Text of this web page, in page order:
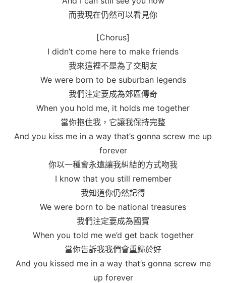
而我現在仍然可以看見你
[Chorus]
I didn’t come here to make friends
我來這裡不是為了交朋友
We were born to be suburban legends
我們注定要成為郊區傳奇
When you hold me, it holds me together
當你抱住我，它讓我保持完整
And you kiss me in a way that’s gonna screw me up
forever
你以一種會永遠讓我糾結的方式吻我
I know that you still remember
我知道你仍然記得
We were born to be national treasures
我們注定要成為國寶
When you told me we’d get back together
當你告訴我我們會重歸於好
And you kissed me in a way that’s gonna screw me
up forever